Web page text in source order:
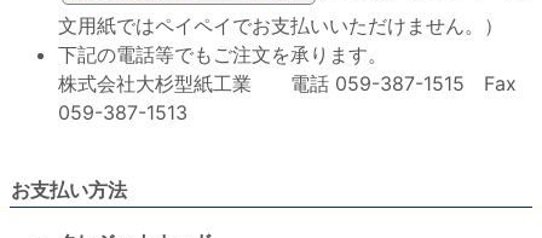
文用紙ではペイペイでお支払いいただけません。）
下記の電話等でもご注文を承ります。
株式会社大杉型紙工業 電話 059-387-1515 Fax
059-387-1513
お支払い方法